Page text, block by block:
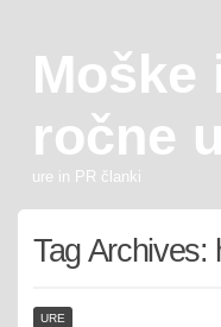
Moške
ročne
ure in PR članki
Tag Archives:
URE